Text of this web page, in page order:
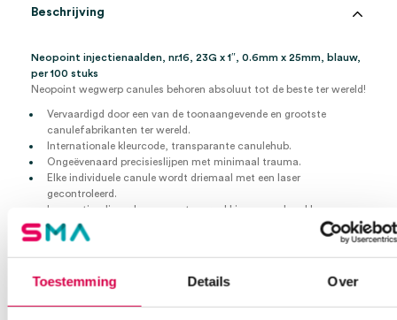
Toestemming Details Over
(100)
Beschrijving
Neopoint injectienaalden, nr.16, 23G x 1″, 0.6mm x 25mm, blauw,
per 100 stuks
Neopoint wegwerp canules behoren absoluut tot de beste ter wereld!
Vervaardigd door een van de toonaangevende en grootste
canulefabrikanten ter wereld.
Internationale kleurcode, transparante canulehub.
Ongeëvenaard precisieslijpen met minimaal trauma.
Elke individuele canule wordt driemaal met een laser
gecontroleerd.
In geoptimaliseerde compacte verpakking en peelpack!
Individueel steriel in een peelpack.
23G x 1″, 0.6mm
Blauw